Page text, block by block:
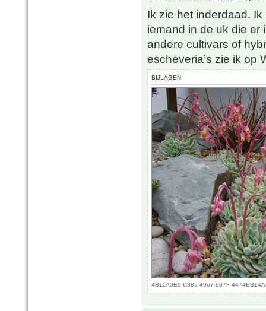
Ik zie het inderdaad.
iemand in de uk die er
andere cultivars of
escheveria’s zie ik op
BIJLAGEN
4B11A0E0-C885-4967-807F-